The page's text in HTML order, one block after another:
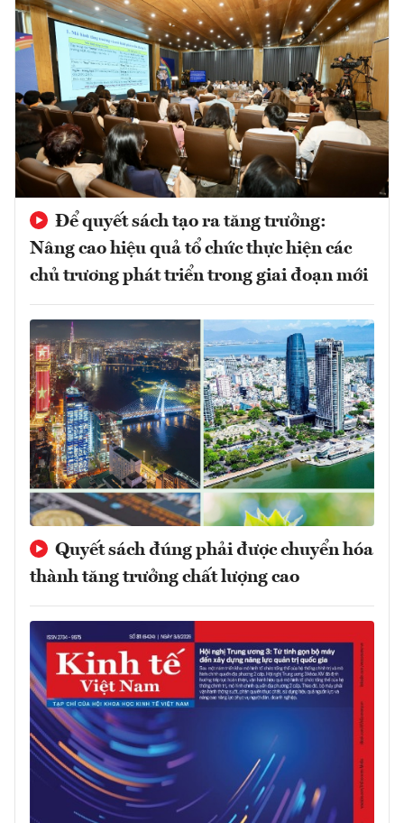
Để quyết sách tạo ra tăng trưởng:
Nâng cao hiệu quả tổ chức thực hiện các
chủ trương phát triển trong giai đoạn mới
Quyết sách đúng phải được chuyển hóa
thành tăng trưởng chất lượng cao